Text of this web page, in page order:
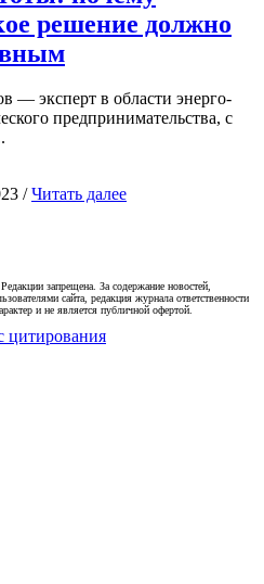
решение должно
— эксперт в области энерго-
предпринимательства, с
/Читать далее
запрещена. За содержание новостей,
сайта, редакция журнала ответственности
и не является публичной офертой.